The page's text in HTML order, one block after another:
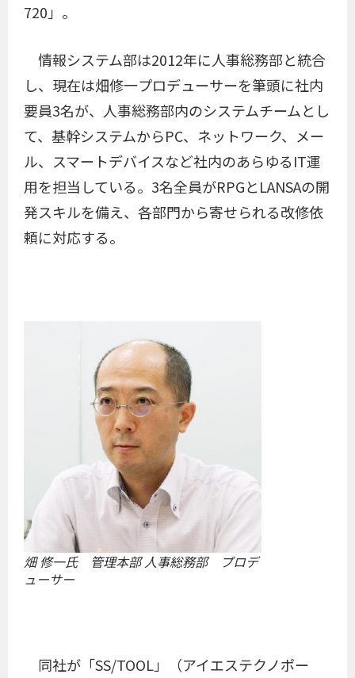
720」。
情報システム部は2012年に人事総務部と統合
し、現在は畑修一プロデューサーを筆頭に社内
要員3名が、人事総務部内のシステムチームとし
て、基幹システムからPC、ネットワーク、メー
ル、スマートデバイスなど社内のあらゆるIT運
用を担当している。3名全員がRPGとLANSAの開
発スキルを備え、各部門から寄せられる改修依
頼に対応する。
畑 修一氏 管理本部 人事総務部 プロデ
ューサー
同社が「SS/TOOL」（アイエステクノポー